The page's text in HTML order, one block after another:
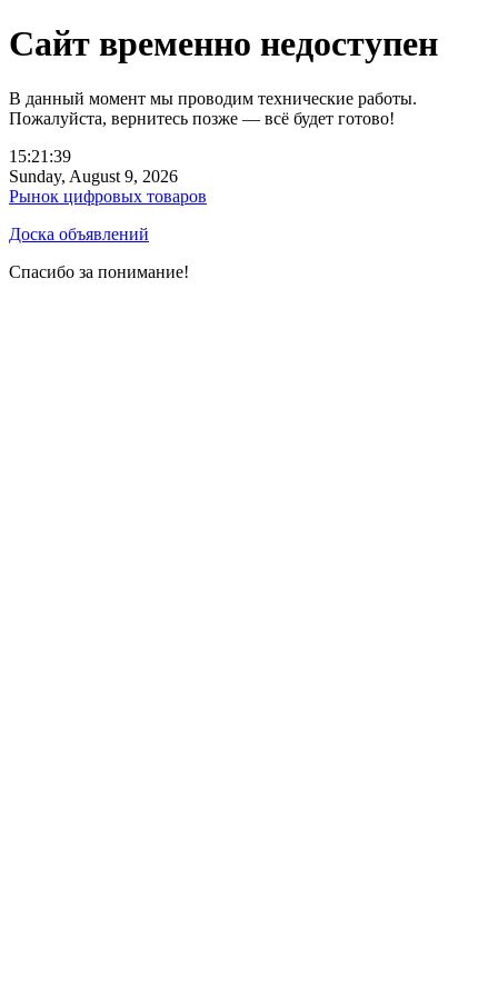
Сайт временно недоступен
В данный момент мы проводим технические работы.
Пожалуйста, вернитесь позже — всё будет готово!
15:21:39
Sunday, August 9, 2026
Рынок цифровых товаров
Доска объявлений
Спасибо за понимание!